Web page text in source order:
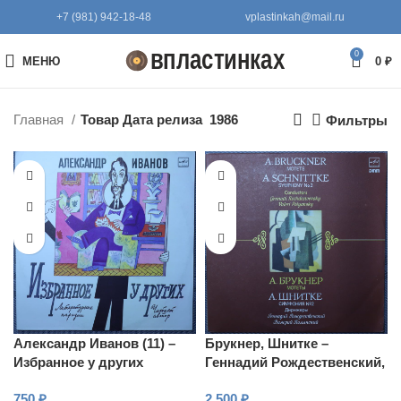
+7 (981) 942-18-48 vplastinkah@mail.ru
МЕНЮ
0
0 ₽
Главная Товар Дата релиза 1986 Фильтры
Александр Иванов (11) –
Избранное у других
Брукнер, Шнитке –
Геннадий Рождественский,